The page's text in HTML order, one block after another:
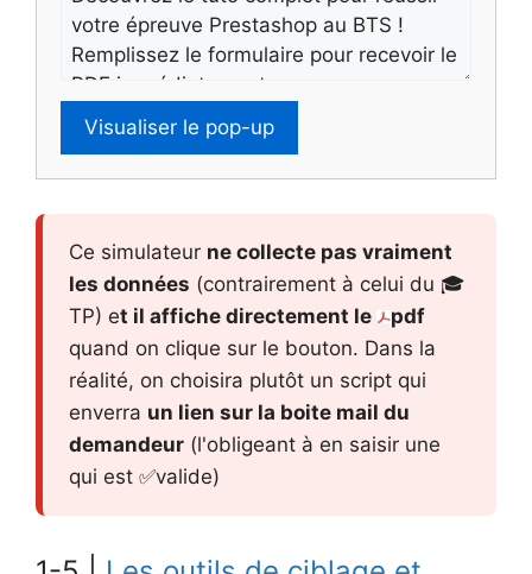
Visualiser le pop-up
Ce simulateur ne collecte pas vraiment
les données (contrairement à celui du 🎓
TP) et il affiche directement le
pdf
quand on clique sur le bouton. Dans la
réalité, on choisira plutôt un script qui
enverra un lien sur la boite mail du
demandeur (l'obligeant à en saisir une
qui est ✅valide)